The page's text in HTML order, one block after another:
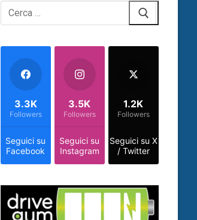
Cerca:
Seguici su
Facebook
3.3K
Followers
Seguici su
Instagram
3.5K
Followers
Seguici su X
/ Twitter
1.2K
Followers